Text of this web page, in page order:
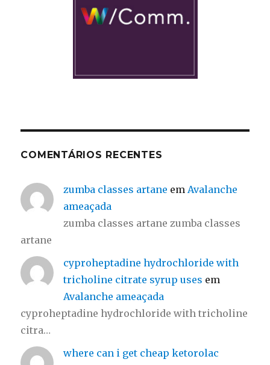
COMENTÁRIOS RECENTES
zumba classes artane em Avalanche
ameaçada
zumba classes artane zumba classes
artane
cyproheptadine hydrochloride with
tricholine citrate syrup uses em
Avalanche ameaçada
cyproheptadine hydrochloride with tricholine
citra…
where can i get cheap ketorolac